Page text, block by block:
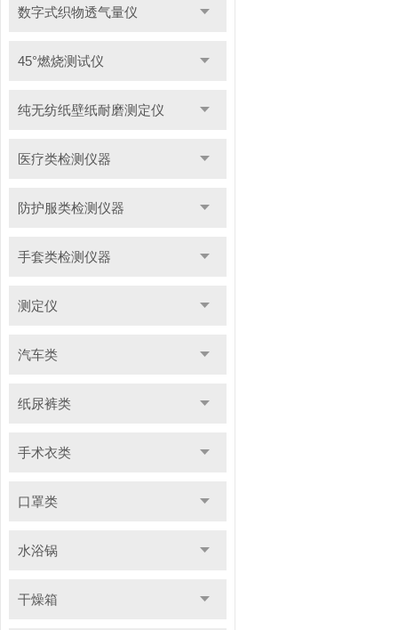
数字式织物透气量仪
45°燃烧测试仪
纯无纺纸壁纸耐磨测定仪
医疗类检测仪器
防护服类检测仪器
手套类检测仪器
测定仪
汽车类
纸尿裤类
手术衣类
口罩类
水浴锅
干燥箱